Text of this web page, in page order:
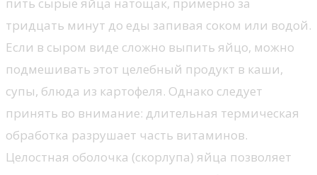
тридцать минут до еды запивая соком или водой.
Если в сыром виде сложно выпить яйцо, можно
подмешивать этот целебный продукт в каши,
супы, блюда из картофеля. Однако следует
принять во внимание: длительная термическая
обработка разрушает часть витаминов.
Целостная оболочка (скорлупа) яйца позволяет